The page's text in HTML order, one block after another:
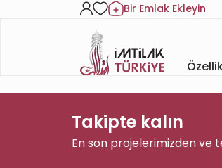
Bir Emlak Ekleyin
Takipte kalın
En son projelerimizden ve